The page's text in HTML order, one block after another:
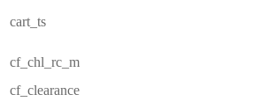
cart_ts
cf_chl_rc_m
cf_clearance